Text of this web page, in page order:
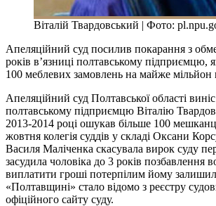
Віталій Твардовський | Фото:
Апеляційний суд посилив покарання з
років в’язниці полтавському підприємцю,
100 меблевих замовлень на майже мільйон
Апеляційний суд Полтавської області
полтавському підприємцю Віталію
2013-2014 році ошукав більше 100
жовтня колегія суддів у складі Оксани
Василя Маліченка скасувала вирок суду
засудила чоловіка до 3 років позбавлення
виплатити гроші потерпілим йому
«Полтавщині» стало відомо з реєстру
офіційного сайту суду.